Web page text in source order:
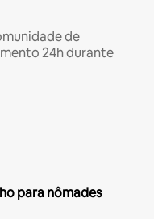
de
24h durante
para nômades